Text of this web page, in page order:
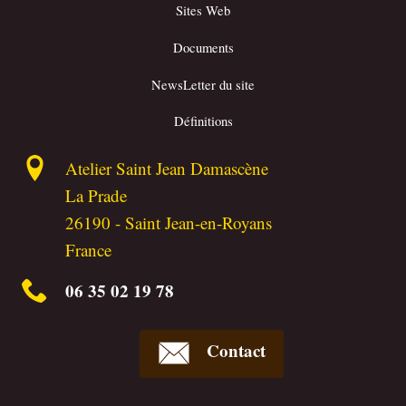
Sites Web
Documents
NewsLetter du site
Définitions
Atelier Saint Jean Damascène
La Prade
26190 -Saint Jean-en-Royans
France
06 35 02 19 78
Contact